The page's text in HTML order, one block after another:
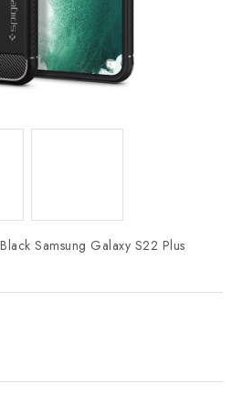
Samsung Galaxy S22 Plus